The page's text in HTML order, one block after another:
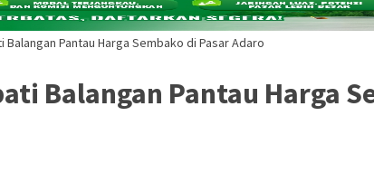
Balangan Pantau Harga Sembako di Pasar Adaro
Balangan Pantau Harga